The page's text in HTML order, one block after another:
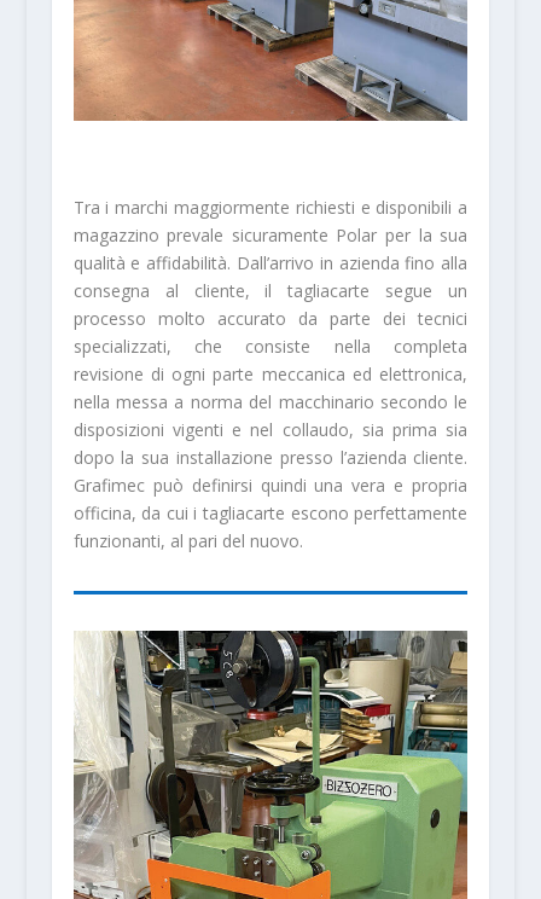
Tra i marchi maggiormen­te richiesti e disponibili a
magazzino prevale si­curamente Polar per la sua
qualità e affidabilità. Dall’arrivo in azienda fino alla
consegna al clien­te, il tagliacarte segue un
processo molto ac­curato da parte dei tecnici
specializzati, che consiste nella completa
revisione di ogni par­te meccanica ed elettronica,
nella messa a norma del macchinario secondo le
disposi­zioni vigenti e nel collaudo, sia prima sia
do­po la sua installazione presso l’azienda cliente.
Grafimec può definirsi quindi una vera e propria
officina, da cui i tagliacarte escono perfettamen­te
funzionanti, al pari del nuovo.